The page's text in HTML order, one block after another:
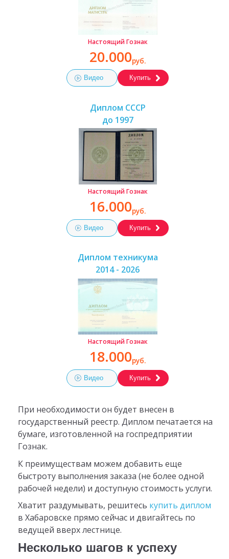
Настоящий Гознак
20.000руб.
Видео Купить
Диплом СССР
до 1997
Настоящий Гознак
16.000руб.
Видео Купить
Диплом техникума
2014 - 2026
Настоящий Гознак
18.000руб.
Видео Купить
При необходимости он будет внесен в
государственный реестр. Диплом печатается на
бумаге, изготовленной на госпредприятии
Гознак.
К преимуществам можем добавить еще
быстроту выполнения заказа (не более одной
рабочей недели) и доступную стоимость услуги.
Хватит раздумывать, решитесь купить диплом
в Хабаровске прямо сейчас и двигайтесь по
ведущей вверх лестнице.
Несколько шагов к успеху